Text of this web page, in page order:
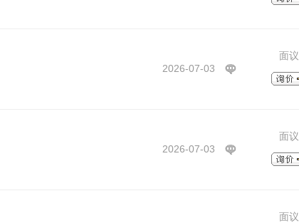
2026-07-03
面议
2026-07-03
面议
面议